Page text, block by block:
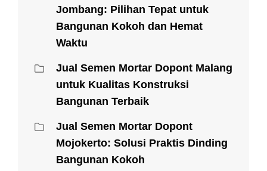
Jombang: Pilihan Tepat untuk
Bangunan Kokoh dan Hemat
Waktu
Jual Semen Mortar Dopont Malang
untuk Kualitas Konstruksi
Bangunan Terbaik
Jual Semen Mortar Dopont
Mojokerto: Solusi Praktis Dinding
Bangunan Kokoh